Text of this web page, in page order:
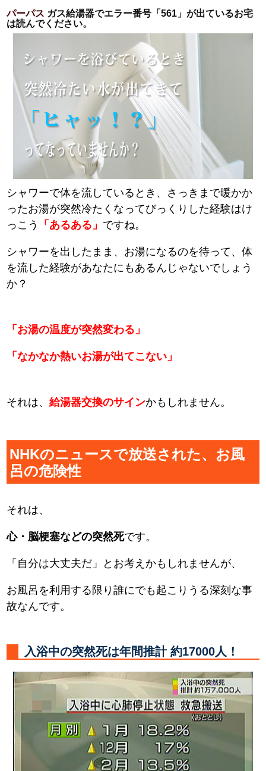
パーパス ガス給湯器でエラー番号「561」が出ているお宅
は読んでください。
シャワーで体を流しているとき、さっきまで暖かか
ったお湯が突然冷たくなってびっくりした経験はけ
っこう
「あるある」 ですね。
シャワーを出したまま、お湯になるのを待って、体
を流した経験があなたにもあるんじゃないでしょう
か？
「お湯の温度が突然変わる」
「なかなか熱いお湯が出てこない」
それは、給湯器交換のサインかもしれません。
NHKのニュースで放送された、お風
呂の危険性
それは、
心・脳梗塞などの突然死です。
「自分は大丈夫だ」とお考えかもしれませんが、
お風呂を利用する限り誰にでも起こりうる深刻な事
故なんです。
入浴中の突然死は年間推計 約17000人！